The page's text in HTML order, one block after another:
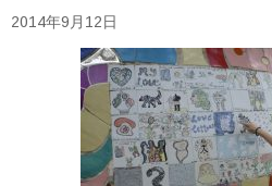
2014年9月12日